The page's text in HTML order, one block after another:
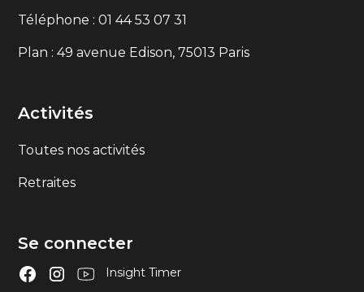
Téléphone : 01 44 53 07 31
Plan : 49 avenue Edison, 75013 Paris
Activités
Toutes nos activités
Retraites
Se connecter
Insight Timer